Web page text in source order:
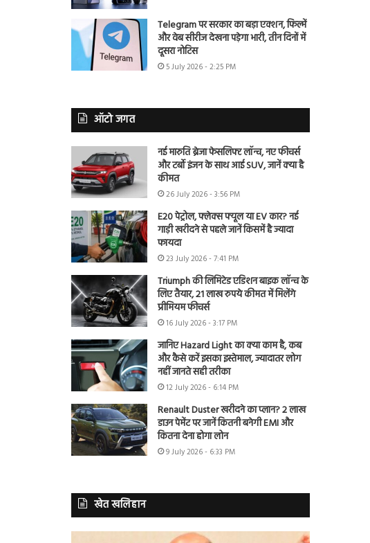
Telegram पर सरकार का बड़ा एक्शन, फिल्में
और वेब सीरीज देखना पड़ेगा भारी, तीन दिनों में
दूसरा नोटिस
5 July 2026 - 2:25 PM
ऑटो जगत
नई मारुति ब्रेजा फेसलिफ्ट लॉन्च, नए फीचर्स
और टर्बो इंजन के साथ आई SUV, जानें क्या है
कीमत
26 July 2026 - 3:56 PM
E20 पेट्रोल, फ्लेक्स फ्यूल या EV कार? नई
गाड़ी खरीदने से पहले जानें किसमें है ज्यादा
फायदा
23 July 2026 - 7:41 PM
Triumph की लिमिटेड एडिशन बाइक लॉन्च के
लिए तैयार, 21 लाख रुपये कीमत में मिलेंगे
प्रीमियम फीचर्स
16 July 2026 - 3:17 PM
जानिए Hazard Light का क्या काम है, कब
और कैसे करें इसका इस्तेमाल, ज्यादातर लोग
नहीं जानते सही तरीका
12 July 2026 - 6:14 PM
Renault Duster खरीदने का प्लान? 2 लाख
डाउन पेमेंट पर जानें कितनी बनेगी EMI और
कितना देना होगा लोन
9 July 2026 - 6:33 PM
खेत खलिहान